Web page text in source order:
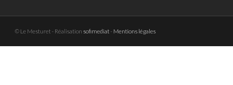
© Le Mesturet - Réalisation sofimediat- Mentions légales